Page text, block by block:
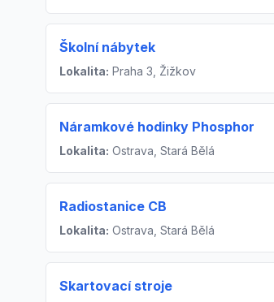
Školní nábytek
Lokalita: Praha 3, Žižkov
Náramkové hodinky Phosphor
Lokalita: Ostrava, Stará Bělá
Radiostanice CB
Lokalita: Ostrava, Stará Bělá
Skartovací stroje